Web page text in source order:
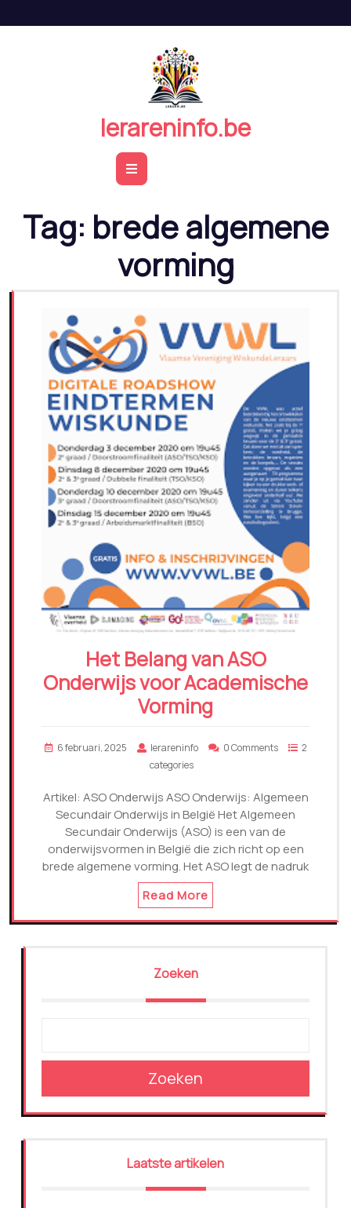
de
lerareninfo.be
Open
Tag: brede algemene
vorming
Het Belang van ASO
Onderwijs voor Academische
Vorming
6 februari, 2025 lerareninfo 0 Comments
2
categories
Artikel: ASO Onderwijs ASO Onderwijs: Algemeen
Secundair Onderwijs in België Het Algemeen
Secundair Onderwijs (ASO) is een van de
onderwijsvormen in België die zich richt op een
brede algemene vorming. Het ASO legt de nadruk
Read More
Zoeken
Zoeken
Laatste artikelen